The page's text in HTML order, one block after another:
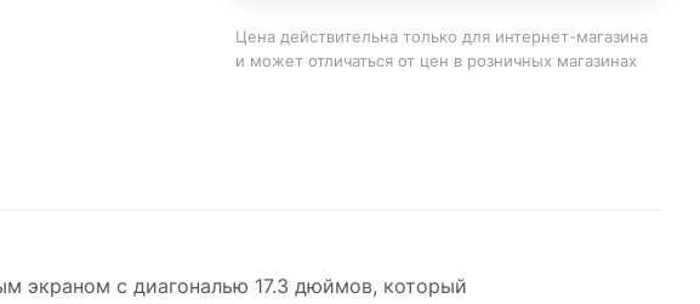
Цена действительна только для интернет-магазина
и может отличаться от цен в розничных магазинах
экраном с диагональю 17.3 дюймов, который